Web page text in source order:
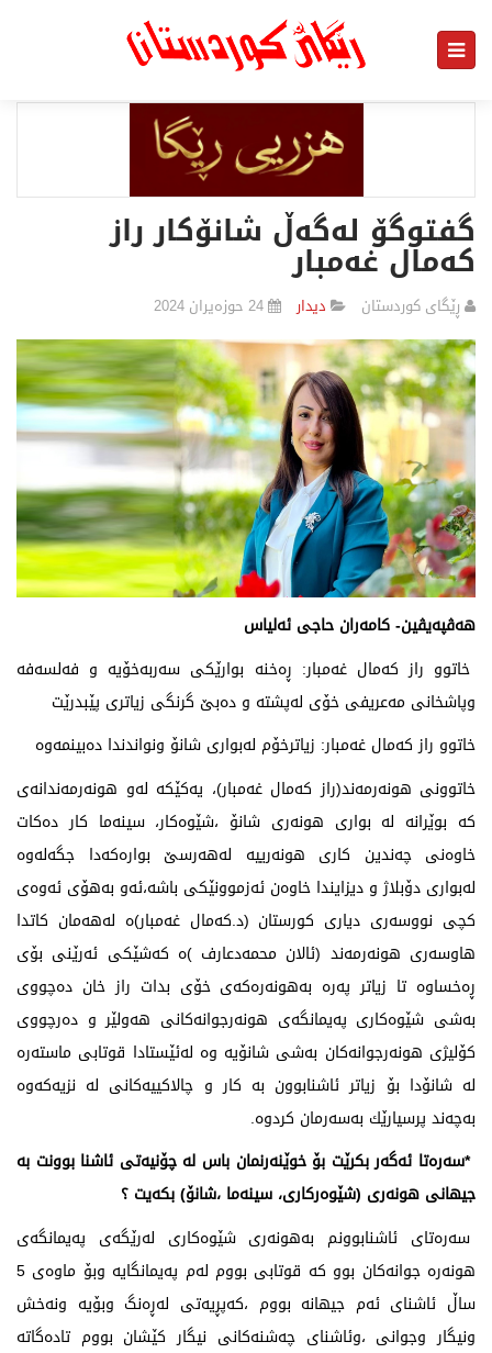
گفتوگۆ لەگەڵ شانۆکار راز
كەمال غەمبار
ڕێگای كوردستان دیدار 24 حوزەیران 2024
هەڤپەیڤین- كامەران حاجی ئەلیاس
خاتوو راز كەمال غەمبار: ڕەخنە بوارێكی سەربەخۆیە و فەلسەفە
وپاشخانی مەعریفی خۆی لەپشتە و دەبێ گرنگی زیاتری پێبدرێت
خاتوو راز كەمال غەمبار: زیاترخۆم لەبواری شانۆ ونواندندا دەبینمەوە
خاتوونی هونەرمەند(راز كەمال غەمبار)، یەكێكە لەو هونەرمەندانەی
كە بوێرانە لە بواری هونەری شانۆ ،شێوەكار، سینەما كار دەكات
خاوەنی چەندین كاری هونەرییە لەهەرسێ بوارەكەدا جگەلەوە
لەبواری دۆبلاژ و دیزایندا خاوەن ئەزموونێكی باشە،ئەو بەهۆی ئەوەی
كچی نووسەری دیاری كورستان (د.كەمال غەمبار)ە لەهەمان كاتدا
هاوسەری هونەرمەند (ئالان محمەدعارف )ە كەشێكی ئەرێنی بۆی
ڕەخساوە تا زیاتر پەرە بەهونەرەكەی خۆی بدات راز خان دەچووی
بەشی شێوەكاری پەیمانگەی هونەرجوانەكانی هەولێر و دەرچووی
كۆلیژی هونەرجوانەكان بەشی شانۆیە وە لەئێستادا قوتابی ماستەرە
لە شانۆدا بۆ زیاتر ئاشنابوون بە كار و چالاكییەكانی لە نزیەكەوە
بەچەند پرسیارێك بەسەرمان كردوە.
*سەرەتا ئەگەر بكرێت بۆ خوێنەرنمان باس لە چۆنیەتی ئاشنا بوونت بە
جیهانی هونەری (شێوەركاری، سینەما ،شانۆ) بكەیت ؟
سەرەتای ئاشنابوونم بەهونەری شێوەكاری لەرێگەی پەیمانگەی
هونەرە جوانەكان بوو كە قوتابی بووم لەم پەیمانگایە وبۆ ماوەی 5
ساڵ ئاشنای ئەم جیهانە بووم ،كەپڕیەتی لەڕەنگ وبۆیە ونەخش
ونیگار وجوانی ،وئاشنای چەشنەكانی نیگار كێشان بووم تادەگاتە